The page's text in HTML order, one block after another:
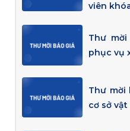
viên
Thư
phục vụ
Thư mời
cơ sở